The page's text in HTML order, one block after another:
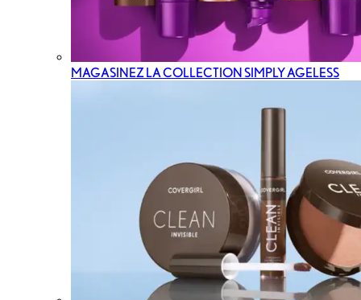
MAGASINEZ LA COLLECTION SIMPLY AGELESS